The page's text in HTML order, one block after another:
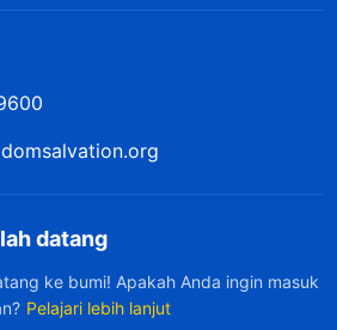
datang
ke bumi! Apakah Anda ingin masuk
Pelajari lebih lanjut